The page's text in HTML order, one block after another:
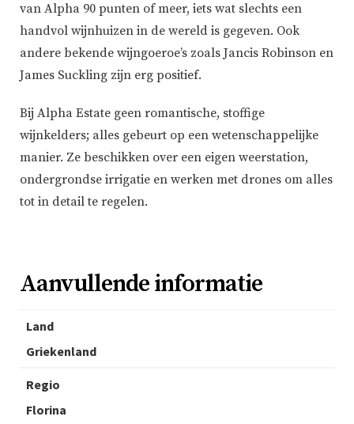
van Alpha 90 punten of meer, iets wat slechts een
handvol wijnhuizen in de wereld is gegeven. Ook
andere bekende wijngoeroe’s zoals Jancis Robinson en
James Suckling zijn erg positief.
Bij Alpha Estate geen romantische, stoffige
wijnkelders; alles gebeurt op een wetenschappelijke
manier. Ze beschikken over een eigen weerstation,
ondergrondse irrigatie en werken met drones om alles
tot in detail te regelen.
Aanvullende informatie
Land
Griekenland
Regio
Florina